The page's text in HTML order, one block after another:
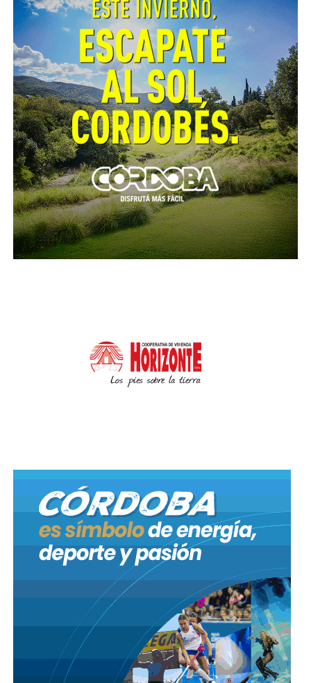
ejecutarán tareas de fresado y repavimentación en
los sectores que lo requieran.
En tanto, sobre la calzada norte, los trabajos
alcanzarán los 10 kilómetros comprendidos entre el
distribuidor de acceso a Capilla de los Remedios y la
avenida Circunvalación de la ciudad de Córdoba. Allí
se realizarán tareas de fresado y repavimentación
para optimizar las condiciones de circulación.
Una vez finalizadas las intervenciones, se
completará la demarcación horizontal
correspondiente en ambas calzadas.
Con esta obra, el Gobierno de Córdoba continúa
fortaleciendo la infraestructura vial provincial,